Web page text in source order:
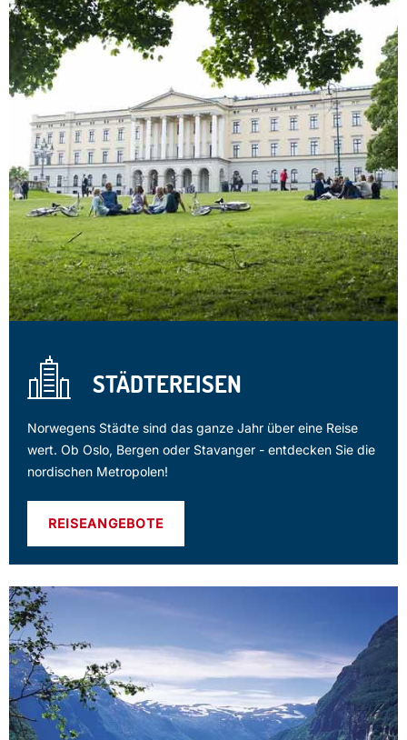
STÄDTEREISEN
Norwegens Städte sind das ganze Jahr über eine Reise
wert. Ob Oslo, Bergen oder Stavanger - entdecken Sie die
nordischen Metropolen!
REISEANGEBOTE